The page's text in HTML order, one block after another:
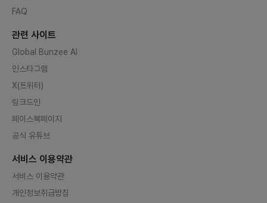
FAQ
관련 사이트
Global Bunzee AI
인스타그램
X(트위터)
링크드인
페이스북페이지
공식 유튜브
서비스 이용약관
서비스 이용약관
개인정보취급방침